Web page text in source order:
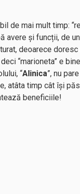
de mai mult timp:
avere și funcții, de
deoarece
“marioneta” e
“Alinica”, nu
atâta timp cât își
beneficiile!